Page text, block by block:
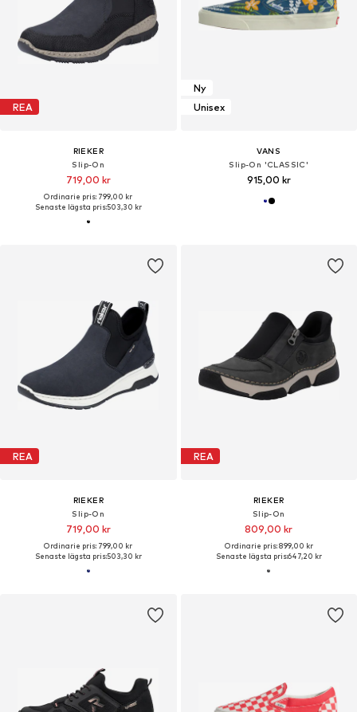
REA
RIEKER
Slip-On
719,00 kr
Ordinarie pris: 799,00 kr
Senaste lägsta pris:503,30 kr
Ny
Unisex
VANS
Slip-On 'CLASSIC'
915,00 kr
REA
RIEKER
Slip-On
719,00 kr
Ordinarie pris: 799,00 kr
Senaste lägsta pris:503,30 kr
REA
RIEKER
Slip-On
809,00 kr
Ordinarie pris: 899,00 kr
Senaste lägsta pris:647,20 kr